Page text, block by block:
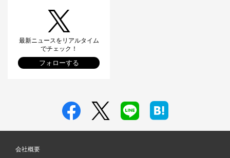
最新ニュースをリアルタイム
でチェック！
フォローする
会社概要